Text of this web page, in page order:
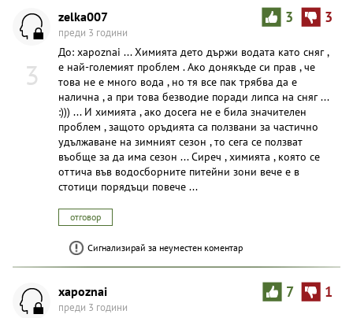
3
3 3
zelka007
преди 3 години
До: xapoznai ... Химията дето държи водата като сняг ,
е най-големият проблем . Ако донякъде си прав , че
това не е много вода , но тя все пак трябва да е
налична , а при това безводие поради липса на сняг ...
:))) ... И химията , ако досега не е била значителен
проблем , защото оръдията са ползвани за частично
удължаване на зимният сезон , то сега се ползват
въобще за да има сезон ... Сиреч , химията , която се
оттича във водосборните питейни зони вече е в
стотици порядъци повече ...
отговор
Сигнализирай за неуместен коментар
7 1
xapoznai
преди 3 години